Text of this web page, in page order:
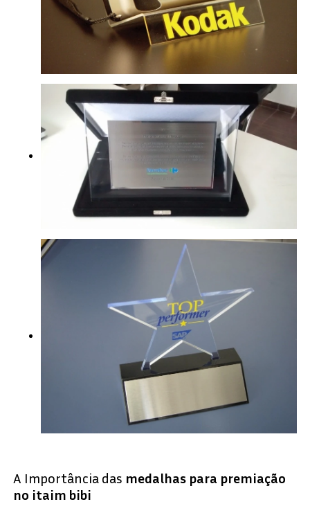
A Importância das medalhas para premiação
no itaim bibi